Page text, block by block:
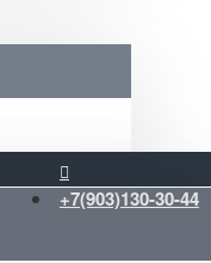
+7(903)130-30-44